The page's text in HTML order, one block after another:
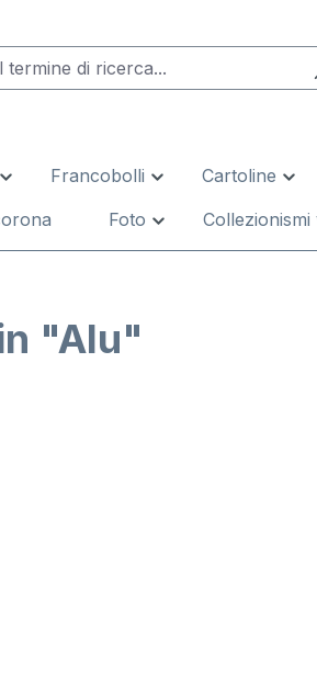
Francobolli Cartoline
Foto Collezionismi
"Alu"